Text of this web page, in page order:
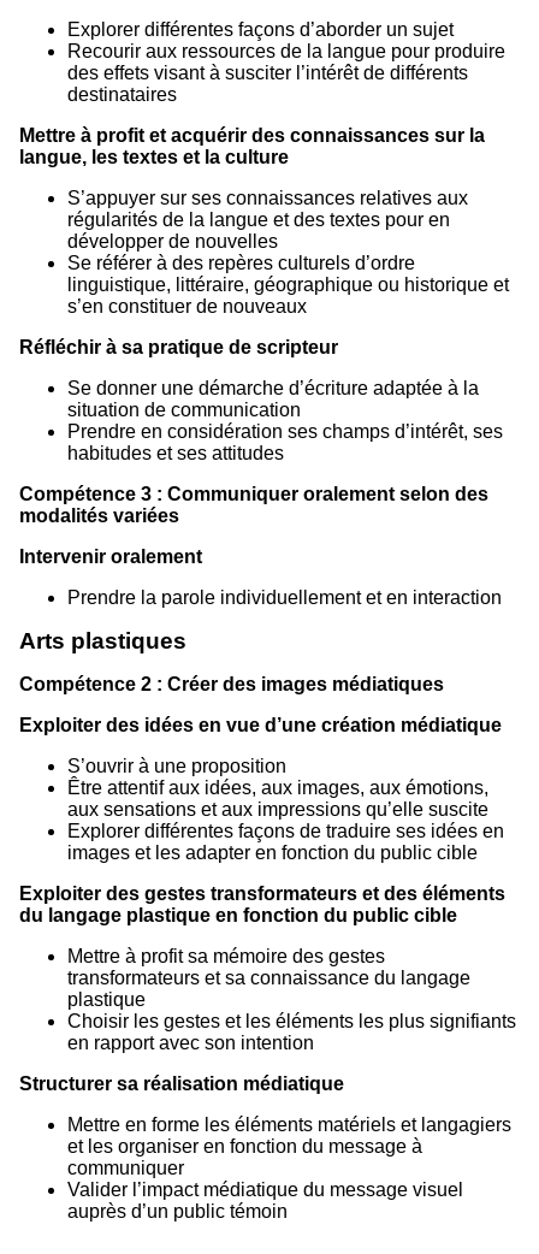
Explorer différentes façons d’aborder un sujet
Recourir aux ressources de la langue pour produire
des effets visant à susciter l’intérêt de différents
destinataires
Mettre à profit et acquérir des connaissances sur la
langue, les textes et la culture
S’appuyer sur ses connaissances relatives aux
régularités de la langue et des textes pour en
développer de nouvelles
Se référer à des repères culturels d’ordre
linguistique, littéraire, géographique ou historique et
s’en constituer de nouveaux
Réfléchir à sa pratique de scripteur
Se donner une démarche d’écriture adaptée à la
situation de communication
Prendre en considération ses champs d’intérêt, ses
habitudes et ses attitudes
Compétence 3 : Communiquer oralement selon des
modalités variées
Intervenir oralement
Prendre la parole individuellement et en interaction
Arts plastiques
Compétence 2 : Créer des images médiatiques
Exploiter des idées en vue d’une création médiatique
S’ouvrir à une proposition
Être attentif aux idées, aux images, aux émotions,
aux sensations et aux impressions qu’elle suscite
Explorer différentes façons de traduire ses idées en
images et les adapter en fonction du public cible
Exploiter des gestes transformateurs et des éléments
du langage plastique en fonction du public cible
Mettre à profit sa mémoire des gestes
transformateurs et sa connaissance du langage
plastique
Choisir les gestes et les éléments les plus signifiants
en rapport avec son intention
Structurer sa réalisation médiatique
Mettre en forme les éléments matériels et langagiers
et les organiser en fonction du message à
communiquer
Valider l’impact médiatique du message visuel
auprès d’un public témoin